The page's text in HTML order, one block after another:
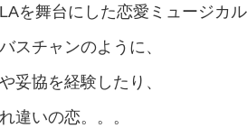
を舞台にした恋愛ミュージカル
スチャンのように、
妥協を経験したり、
違いの恋。。。